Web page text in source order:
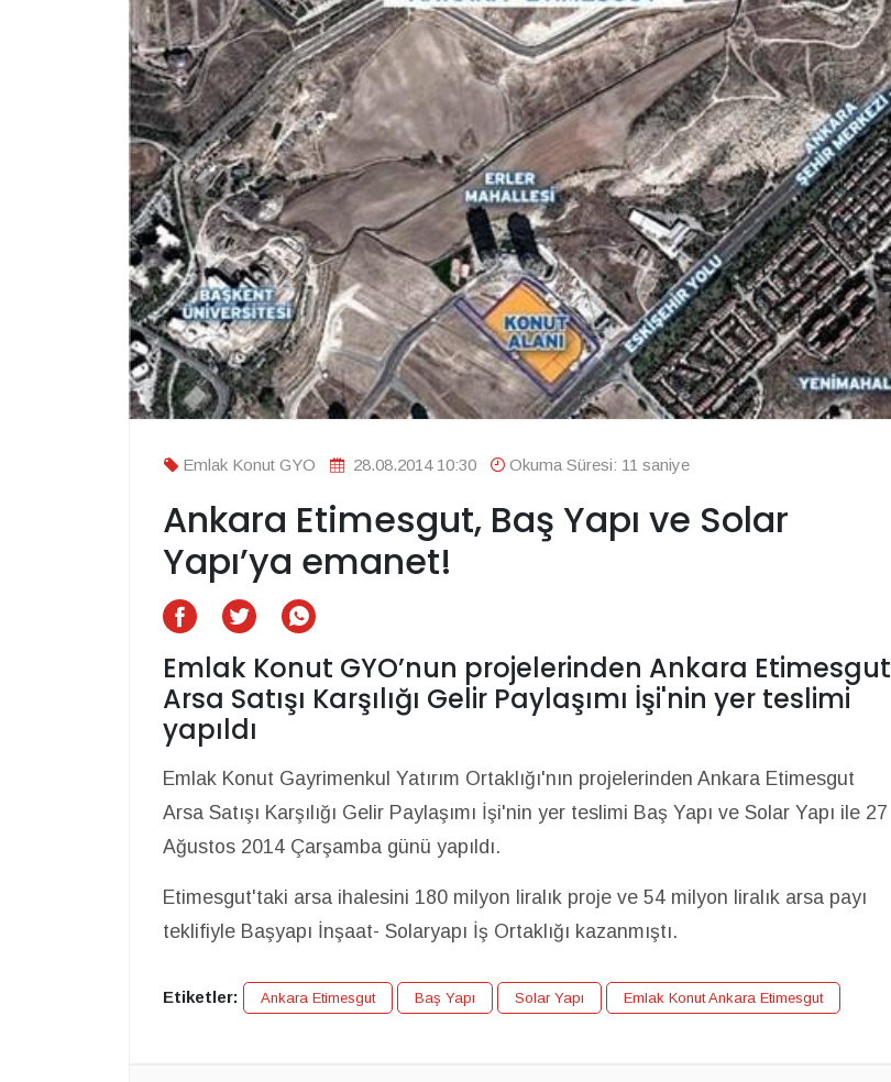
Emlak Konut GYO 28.08.2014 10:30 Okuma Süresi: 11 saniye
Ankara Etimesgut, Baş Yapı ve Solar
Yapı’ya emanet!
Emlak Konut GYO’nun projelerinden Ankara Etimesgut
Arsa Satışı Karşılığı Gelir Paylaşımı İşi'nin yer teslimi
yapıldı
Emlak Konut Gayrimenkul Yatırım Ortaklığı'nın projelerinden Ankara Etimesgut
Arsa Satışı Karşılığı Gelir Paylaşımı İşi'nin yer teslimi Baş Yapı ve Solar Yapı ile 27
Ağustos 2014 Çarşamba günü yapıldı.
Etimesgut'taki arsa ihalesini 180 milyon liralık proje ve 54 milyon liralık arsa payı
teklifiyle Başyapı İnşaat- Solaryapı İş Ortaklığı kazanmıştı.
Etiketler: Ankara Etimesgut Baş Yapı Solar Yapı Emlak Konut Ankara Etimesgut